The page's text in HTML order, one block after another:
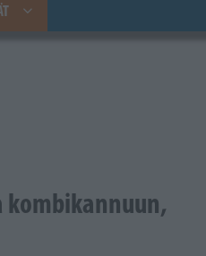
kombikannuun,